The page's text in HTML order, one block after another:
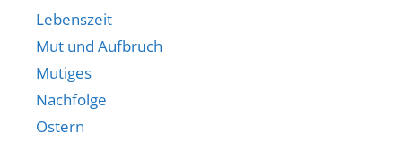
Lebenszeit
Mut und Aufbruch
Mutiges
Nachfolge
Ostern